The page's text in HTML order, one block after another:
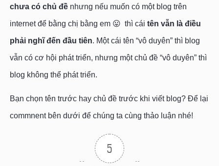
chưa có chủ đề nhưng nếu muốn có một blog trên
internet để bằng chị bằng em 😛 thì cái tên vẫn là điều
phải nghĩ đến đầu tiên. Một cái tên “vô duyên” thì blog
vẫn có cơ hội phát triển, nhưng một chủ đề “vô duyên” thì
blog không thể phát triển.
Bạn chọn tên trước hay chủ đề trước khi viết blog? Để lại
commnent bên dưới để chúng ta cùng thảo luận nhé!
5